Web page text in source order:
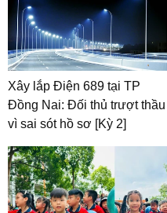
Xây lắp Điện 689 tại TP
Đồng Nai: Đối thủ trượt thầu
vì sai sót hồ sơ [Kỳ 2]